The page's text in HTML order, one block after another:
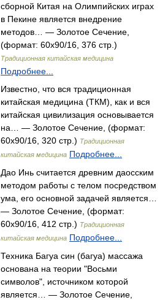
сборной Китая на Олимпийских играх
в Пекине является внедрение
методов… — Золотое Сечение,
(формат: 60x90/16, 376 стр.)
Традиционная китайская медицина
Подробнее...
Известно, что вся традиционная
китайская медицина (ТКМ), как и вся
китайская цивилизация основывается
на… — Золотое Сечение, (формат:
60x90/16, 320 стр.) Традиционная
китайская медицина Подробнее...
Дао Инь считается древним даосским
методом работы с телом посредством
ума, его основной задачей является…
— Золотое Сечение, (формат:
60x90/16, 412 стр.) Традиционная
китайская медицина Подробнее...
Техника Багуа син (багуа) массажа
основана на теории "Восьми
символов", источником которой
является… — Золотое Сечение,